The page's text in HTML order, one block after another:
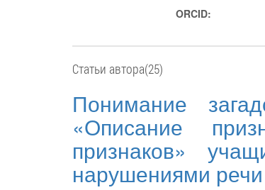
ORCID:
Статьи автора(25)
Понимание
«Описание
признаков»
нарушениями речи